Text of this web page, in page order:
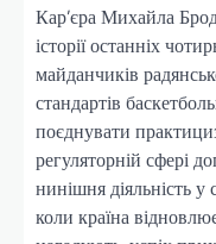
Кар’єра Михайла
історії останніх
майданчиків
стандартів
поєднувати
регуляторній сфері
нинішня діяльність
коли країна